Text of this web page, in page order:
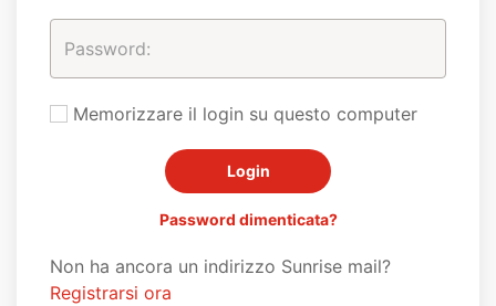
Memorizzare il login su questo computer
Password dimenticata?
Non ha ancora un indirizzo Sunrise mail?
Registrarsi ora